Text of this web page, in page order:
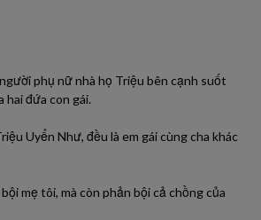
phụ nữ nhà họ Triệu bên cạnh suốt
hai đứa con gái.
Uyển Như, đều là em gái cùng cha khác
mẹ tôi, mà còn phản bội cả chồng của